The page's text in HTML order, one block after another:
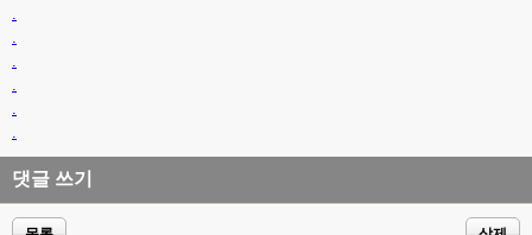
.
.
.
.
.
.
댓글 쓰기